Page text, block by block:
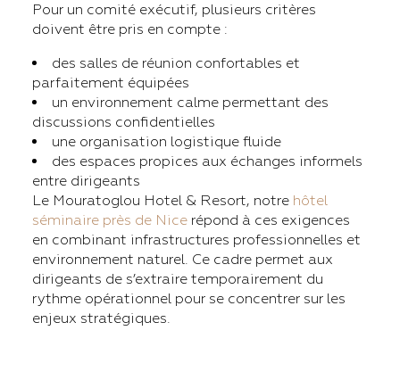
Pour un comité exécutif, plusieurs critères
doivent être pris en compte :
des salles de réunion confortables et
parfaitement équipées
un environnement calme permettant des
discussions confidentielles
une organisation logistique fluide
des espaces propices aux échanges informels
entre dirigeants
Le Mouratoglou Hotel & Resort, notre hôtel
séminaire près de Nice répond à ces exigences
en combinant infrastructures professionnelles et
environnement naturel. Ce cadre permet aux
dirigeants de s’extraire temporairement du
rythme opérationnel pour se concentrer sur les
enjeux stratégiques.